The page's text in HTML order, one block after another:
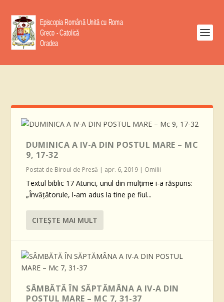
DUMINICA A IV-A DIN POSTUL MARE – MC
9, 17-32
Postat de Biroul de Presă | apr. 6, 2019 | Omilii
Textul biblic 17 Atunci, unul din mulţime i-a răspuns:
„Învăţătorule, l-am adus la tine pe fiul...
CITEŞTE MAI MULT
SÂMBĂTĂ ÎN SĂPTĂMÂNA A IV-A DIN
POSTUL MARE – MC 7, 31-37